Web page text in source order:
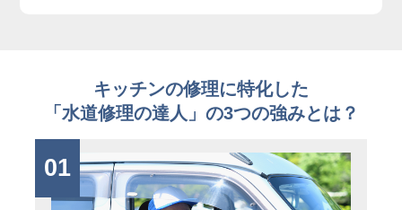
キッチンの修理に特化した
「水道修理の達人」の3つの強みとは？
01